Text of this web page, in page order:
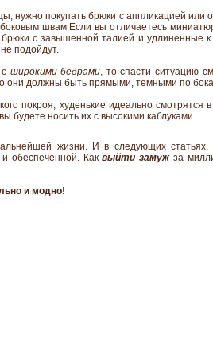
нужно покупать брюки с аппликацией
швам.Если вы отличаетесь
с завышенной талией и удлиненные к
подойдут.
широкими бедрами, то спасти ситуацию
они должны быть прямыми, темными по
покроя, худенькие идеально смотрятся
будете носить их с высокими каблуками.
жизни. И в следующих
и обеспеченной. Каквыйти замуж за
и модно!